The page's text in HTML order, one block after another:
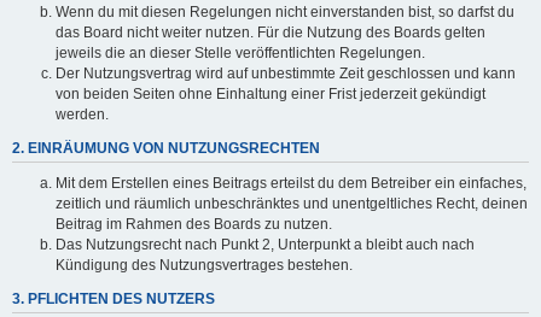
Wenn du mit diesen Regelungen nicht einverstanden bist, so darfst du
das Board nicht weiter nutzen. Für die Nutzung des Boards gelten
jeweils die an dieser Stelle veröffentlichten Regelungen.
Der Nutzungsvertrag wird auf unbestimmte Zeit geschlossen und kann
von beiden Seiten ohne Einhaltung einer Frist jederzeit gekündigt
werden.
2. EINRÄUMUNG VON NUTZUNGSRECHTEN
Mit dem Erstellen eines Beitrags erteilst du dem Betreiber ein einfaches,
zeitlich und räumlich unbeschränktes und unentgeltliches Recht, deinen
Beitrag im Rahmen des Boards zu nutzen.
Das Nutzungsrecht nach Punkt 2, Unterpunkt a bleibt auch nach
Kündigung des Nutzungsvertrages bestehen.
3. PFLICHTEN DES NUTZERS